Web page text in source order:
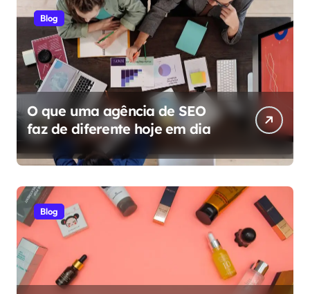
Blog
O que uma agência de SEO
faz de diferente hoje em dia
Blog